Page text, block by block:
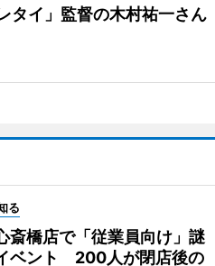
タイ」監督の木村祐一さん
る
斎橋店で「従業員向け」謎
ベント 200人が閉店後の